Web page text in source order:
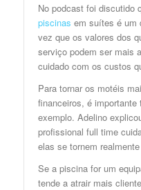
No podcast foi discutido
piscinas em suítes é um
vez que os valores dos
serviço podem ser mais
cuidado com os custos
Para tornar os motéis
financeiros, é importante
exemplo. Adelino
profissional full time
elas se tornem
Se a piscina for um
tende a atrair mais